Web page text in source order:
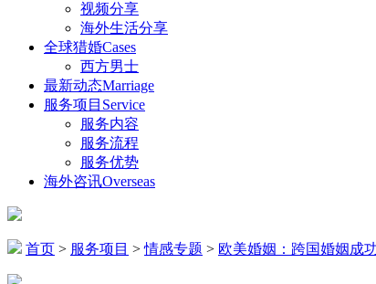
视频分享
海外生活分享
全球猎婚Cases
西方男士
最新动态Marriage
服务项目 Service
服务内容
服务流程
服务优势
海外咨讯Overseas
首页 > 服务项目 >情感专题 > 欧美婚姻：跨国婚姻成